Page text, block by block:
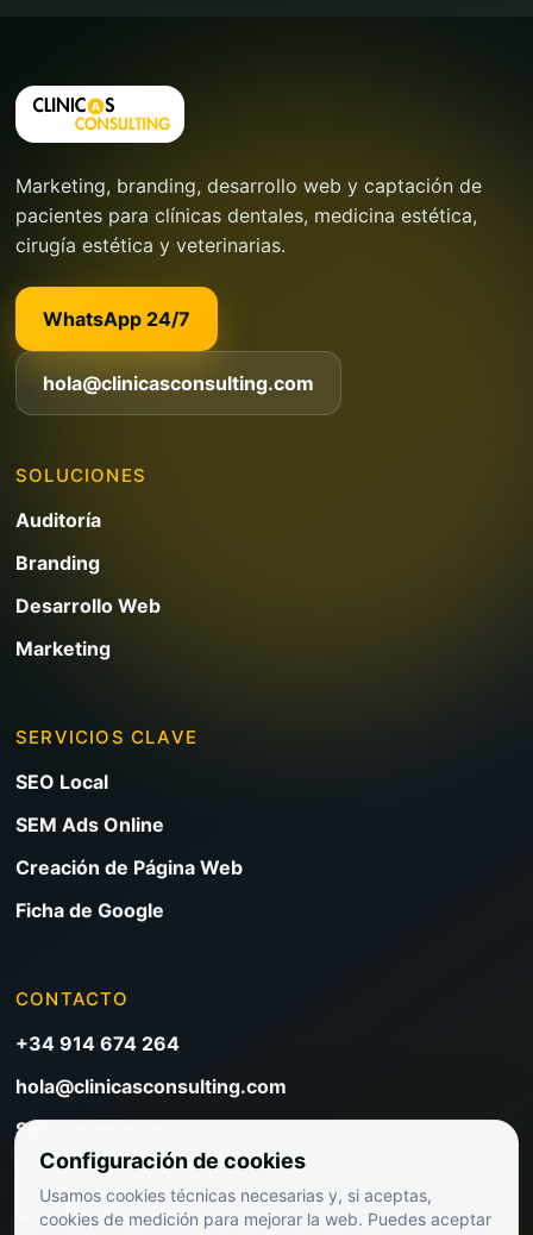
Marketing, branding, desarrollo web y captación de
pacientes para clínicas dentales, medicina estética,
cirugía estética y veterinarias.
WhatsApp 24/7
hola@clinicasconsulting.com
SOLUCIONES
Auditoría
Branding
Desarrollo Web
Marketing
SERVICIOS CLAVE
SEO Local
SEM Ads Online
Creación de Página Web
Ficha de Google
CONTACTO
+34 914 674 264
hola@clinicasconsulting.com
Solicitar reunión
Blog de marketing clínico
Ver precios
Configuración de cookies
Usamos cookies técnicas necesarias y, si aceptas,
cookies de medición para mejorar la web. Puedes aceptar